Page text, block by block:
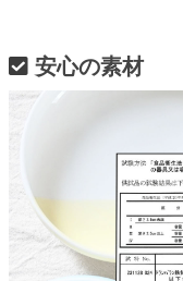
安心の素材